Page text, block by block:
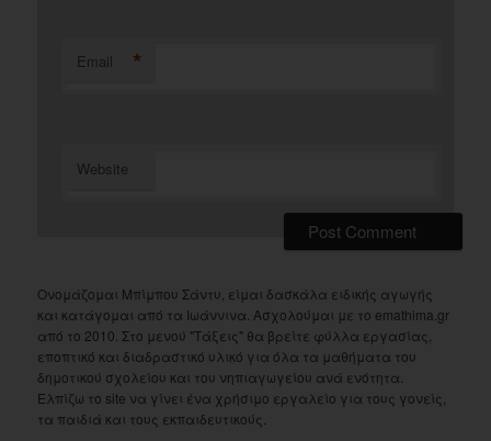
Email *
Website
Ονομάζομαι Μπίμπου Σάντυ, είμαι δασκάλα ειδικής αγωγής
και κατάγομαι από τα Ιωάννινα. Ασχολούμαι με το emathima.gr
από το 2010. Στο μενού "Τάξεις" θα βρείτε φύλλα εργασίας,
εποπτικό και διαδραστικό υλικό για όλα τα μαθήματα του
δημοτικού σχολείου και του νηπιαγωγείου ανά ενότητα.
Ελπίζω το site να γίνει ένα χρήσιμο εργαλείο για τους γονείς,
τα παιδιά και τους εκπαιδευτικούς.